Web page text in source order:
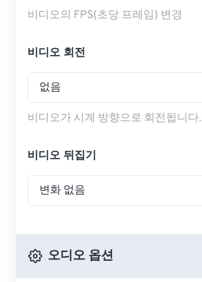
비디오의 FPS(초당 프레임) 변경
비디오 회전
없음
비디오가 시계 방향으로 회전됩니다.
비디오 뒤집기
변화 없음
오디오 옵션